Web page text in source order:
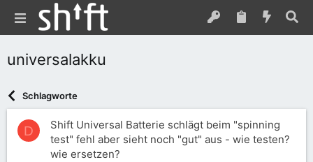
universalakku
Schlagworte
D
Shift Universal Batterie schlägt beim "spinning
test" fehl aber sieht noch "gut" aus - wie testen?
wie ersetzen?